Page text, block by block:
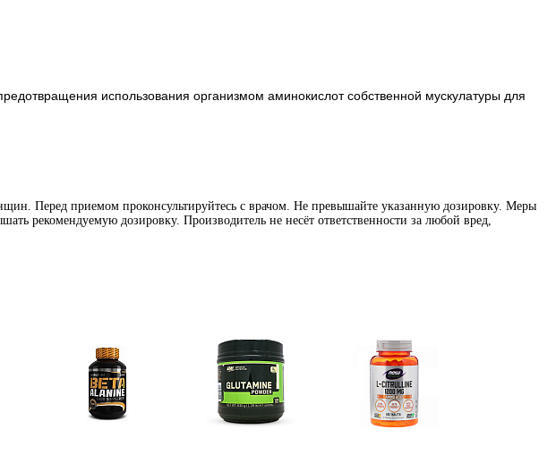
использования организмом аминокислот собственной мускулатуры для
Перед приемом проконсультируйтесь с врачом. Не превышайте указанную дозировку. Меры
рекомендуемую дозировку. Производитель не несёт ответственности за любой вред,